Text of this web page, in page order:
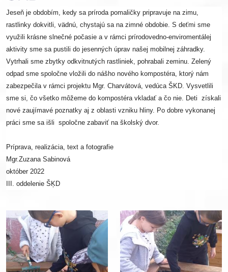
Jeseň je obdobím, kedy sa príroda pomaličky pripravuje na zimu,
rastlinky dokvitli, vädnú, chystajú sa na zimné obdobie. S deťmi sme
využili krásne slnečné počasie a v rámci prírodovedno-enviromentálej
aktivity sme sa pustili do jesenných úprav našej mobilnej záhradky.
Vytrhali sme zbytky odkvitnutých rastliniek, pohrabali zeminu. Zelený
odpad sme spoločne vložili do nášho nového kompostéra, ktorý nám
zabezpečila v rámci projektu Mgr. Charvátová, vedúca ŠKD. Vysvetlili
sme si, čo všetko môžeme do kompostéra vkladať a čo nie. Deti získali
nové zaujímavé poznatky aj z oblasti vzniku hliny. Po dobre vykonanej
práci sme sa išli spoločne zabaviť na školský dvor.
Príprava, realizácia, text a fotografie
Mgr.Zuzana Sabinová
október 2022
III. oddelenie ŠĶD